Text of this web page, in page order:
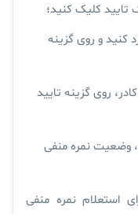
تاییدکلیک کنید؛
کنید و روی گزینه
روی گزینه تایید
، وضعیت نمره منفی
استعلام نمره منفی